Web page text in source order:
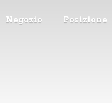
Negozio Posizione